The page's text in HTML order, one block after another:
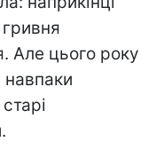
Але цього року
навпаки